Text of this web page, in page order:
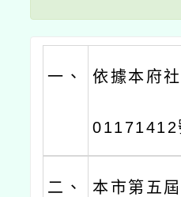
一、 依據本府
01171412
二、 本市第五